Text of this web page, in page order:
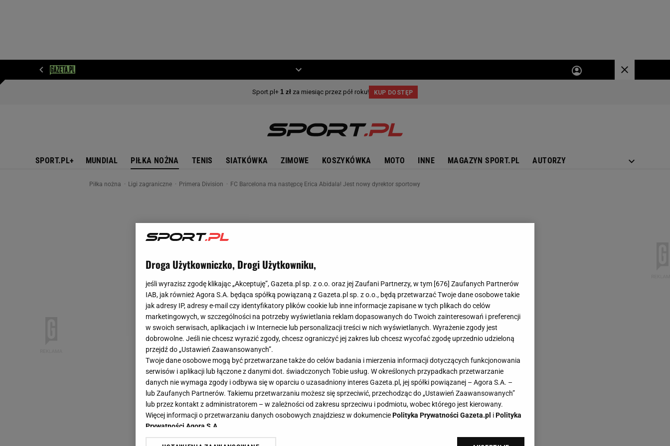
SPORT.PL+ MUNDIAL PIŁKA NOŻNA TENIS SIATKÓWKA ZIMOWE KOSZYKÓWKA MOTO INNE MAGAZYN SPORT.PL AUTORZY
Piłka nożna Ligi zagraniczne Primera Division FC Barcelona ma następcę Erica Abidala! Jest nowy dyrektor sportowy
Droga Użytkowniczko, Drogi Użytkowniku,
jeśli wyrazisz zgodę klikając „Akceptuję”, Gazeta.pl sp. z o.o. oraz jej Zaufani Partnerzy, w tym [676] Zaufanych Partnerów
IAB, jak również Agora S.A. będąca spółką powiązaną z Gazeta.pl sp. z o.o., będą przetwarzać Twoje dane osobowe takie
jak adresy IP, adresy e-mail czy identyfikatory plików cookie lub inne informacje zapisane w tych plikach do celów
marketingowych, w szczególności na potrzeby wyświetlania reklam dopasowanych do Twoich zainteresowań i preferencji
w swoich serwisach, aplikacjach i w Internecie lub personalizacji treści w nich wyświetlanych. Wyrażenie zgody jest
dobrowolne. Jeśli nie chcesz wyrazić zgody, chcesz ograniczyć jej zakres lub chcesz wycofać zgodę uprzednio udzieloną
przejdź do „Ustawień Zaawansowanych”.
Twoje dane osobowe mogą być przetwarzane także do celów badania i mierzenia informacji dotyczących funkcjonowania
serwisów i aplikacji lub łączone z danymi dot. świadczonych Tobie usług. W określonych przypadkach przetwarzanie
danych nie wymaga zgody i odbywa się w oparciu o uzasadniony interes Gazeta.pl, jej spółki powiązanej – Agora S.A. –
lub Zaufanych Partnerów. Takiemu przetwarzaniu możesz się sprzeciwić, przechodząc do „Ustawień Zaawansowanych”
lub przez kontakt z administratorem – w zależności od zakresu sprzeciwu i podmiotu, wobec którego jest kierowany.
Więcej informacji o przetwarzaniu danych osobowych znajdziesz w dokumenciePolityka Prywatności Gazeta.pl iPolityka
Prywatności Agora S.A.